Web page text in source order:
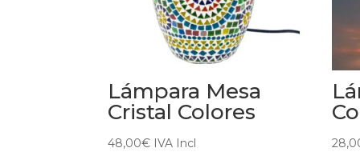
Lámpara Mesa
Cristal Colores
48,00€ IVA Incl